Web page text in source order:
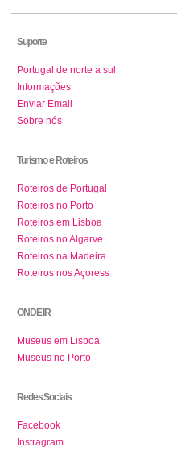
Suporte
Portugal de norte a sul
Informações
Enviar Email
Sobre nós
Turismo e Roteiros
Roteiros de Portugal
Roteiros no Porto
Roteiros em Lisboa
Roteiros no Algarve
Roteiros na Madeira
Roteiros nos Açoress
ONDE IR
Museus em Lisboa
Museus no Porto
Redes Sociais
Facebook
Instragram